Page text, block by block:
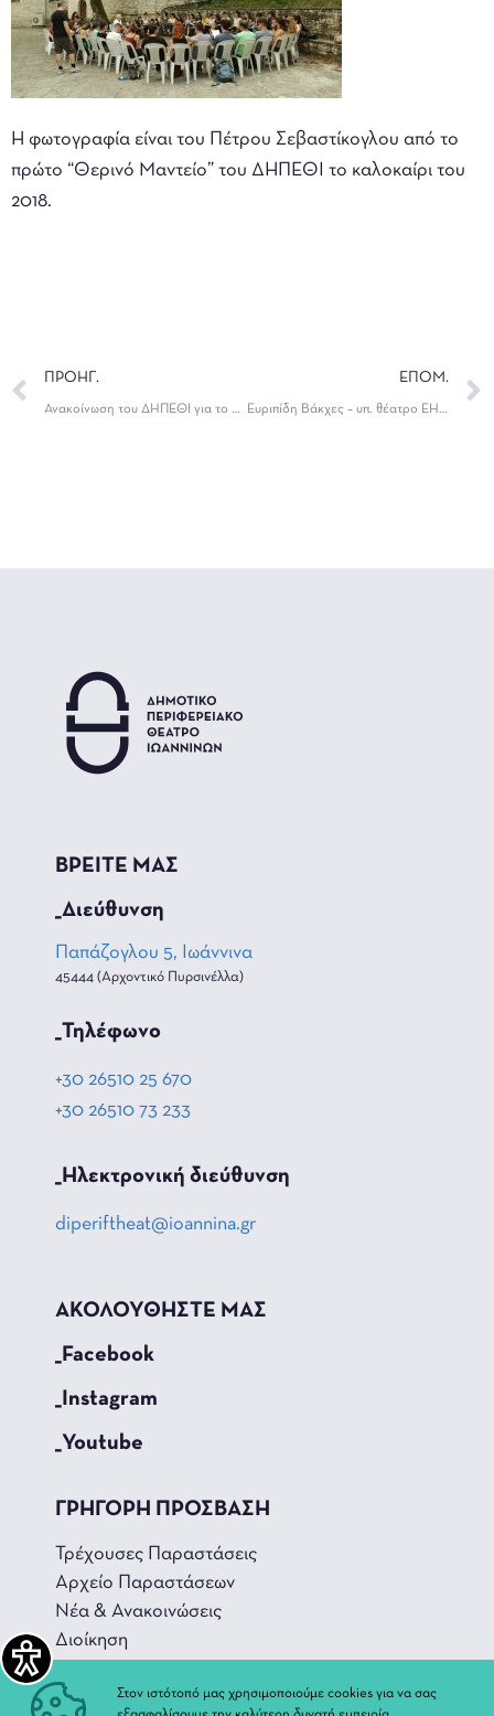
Η φωτογραφία είναι του Πέτρου Σεβαστίκογλου από το
πρώτο “Θερινό Μαντείο” του ΔΗΠΕΘΙ το καλοκαίρι του
2018.
ΠΡΟΗΓ.
Ανακοίνωση του ΔΗΠΕΘΙ για το θάνατο του Γιάννη Θωμά
ΕΠΟΜ.
Ευριπίδη Βάκχες – υπ. θέατρο ΕΗΜ Παρασκευή 16 Ιουλίου
ΒΡΕΙΤΕ ΜΑΣ
_Διεύθυνση
Παπάζογλου 5, Ιωάννινα
45444 (Αρχοντικό Πυρσινέλλα)
_Τηλέφωνο
+30 26510 25 670
+30 26510 73 233
_Hλεκτρονική διεύθυνση
diperiftheat@ioannina.gr
ΑΚΟΛΟΥΘΗΣΤΕ ΜΑΣ
_Facebook
_Instagram
_Youtube
ΓΡΗΓΟΡΗ ΠΡΟΣΒΑΣΗ
Τρέχουσες Παραστάσεις
Αρχείο Παραστάσεων
Νέα & Ανακοινώσεις
Διοίκηση
Χώροι και Αίθουσες
Στον ιστότοπό μας χρησιμοποιούμε cookies για να σας